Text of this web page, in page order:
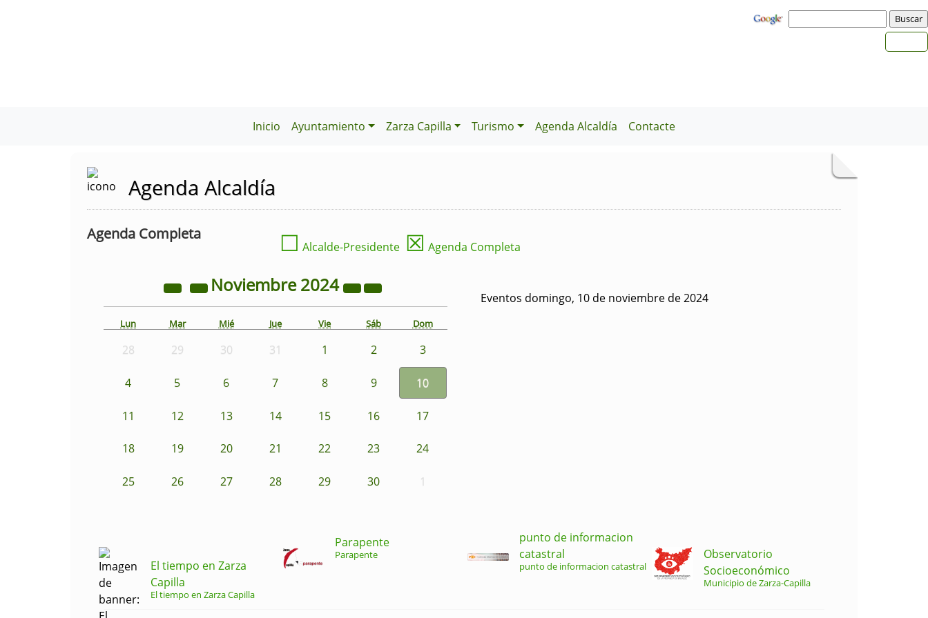
Inicio Ayuntamiento Zarza Capilla Turismo Agenda Alcaldía Contacte
Agenda Alcaldía
Agenda Completa ☐ Alcalde-Presidente ☒ Agenda Completa
Noviembre2024
Lun Mar Mié Jue Vie Sáb Dom
28 29 30 31 1 2 3
4 5 6 7 8 9 10
11 12 13 14 15 16 17
18 19 20 21 22 23 24
25 26 27 28 29 30 1
Eventos domingo, 10 de noviembre de 2024
El tiempo en Zarza
Capilla
El tiempo en Zarza Capilla
Parapente
Parapente
punto de informacion
catastral
punto de informacion catastral
Observatorio
Socioeconómico
Municipio de Zarza-Capilla